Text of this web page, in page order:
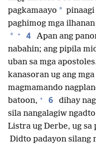
pagkamaayo * pinaagi
paghimog mga
* + 4
Apan ang
nabahin; ang pipila
uban sa mga
kanasoran ug ang
magmamando
batoon, + 6
dihay
sila nangalagiw
Listra ug Derbe, ug
Didto padayon silang